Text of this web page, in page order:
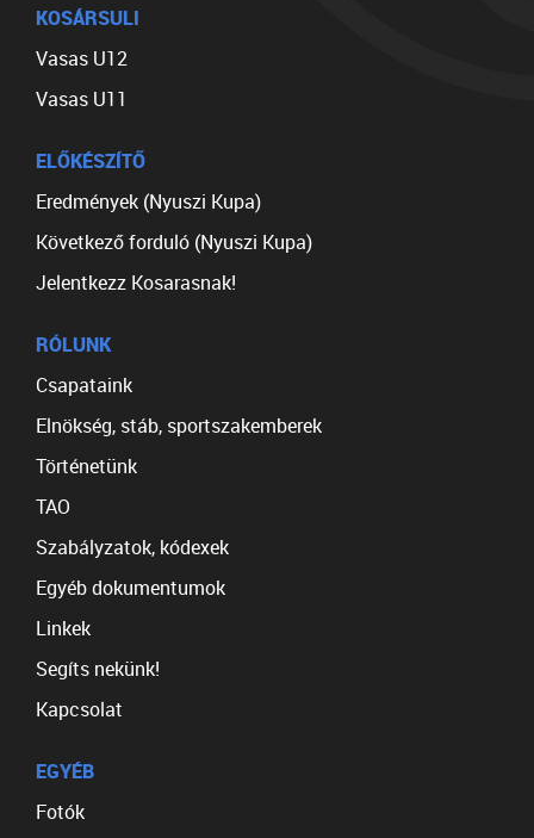
KOSÁRSULI
Vasas U12
Vasas U11
ELŐKÉSZÍTŐ
Eredmények (Nyuszi Kupa)
Következő forduló (Nyuszi Kupa)
Jelentkezz Kosarasnak!
RÓLUNK
Csapataink
Elnökség, stáb, sportszakemberek
Történetünk
TAO
Szabályzatok, kódexek
Egyéb dokumentumok
Linkek
Segíts nekünk!
Kapcsolat
EGYÉB
Fotók